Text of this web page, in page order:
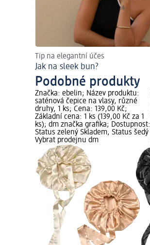
Tip na elegantní účes
Jak na sleek bun?
Podobné produkty
Značka: ebelin; Název produktu:
saténová čepice na vlasy, různé
druhy, 1 ks; Cena: 139,00 Kč;
Základní cena: 1 ks (139,00 Kč za 1
ks); dm značka grafika; Dostupnost:
Status zelený Skladem, Status šedý
Vybrat prodejnu dm